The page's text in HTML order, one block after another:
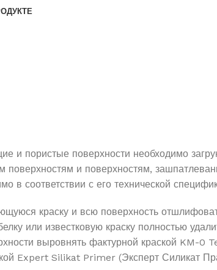
и пористые поверхности необходимо
и поверхностям,
соответствии с его технической
краску и всю поверхность
или известковую краску полностью
выровнять фактурной краской KM-
Expert Silikat Primer (Эксперт Силикат